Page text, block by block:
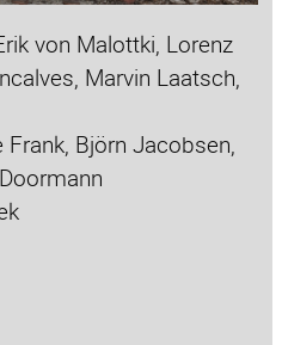
von Malottki, Lorenz
Marvin Laatsch,
Frank, Björn Jacobsen,